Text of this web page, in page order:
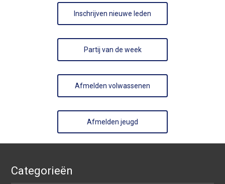
Inschrijven nieuwe leden
Partij van de week
Afmelden volwassenen
Afmelden jeugd
Categorieën